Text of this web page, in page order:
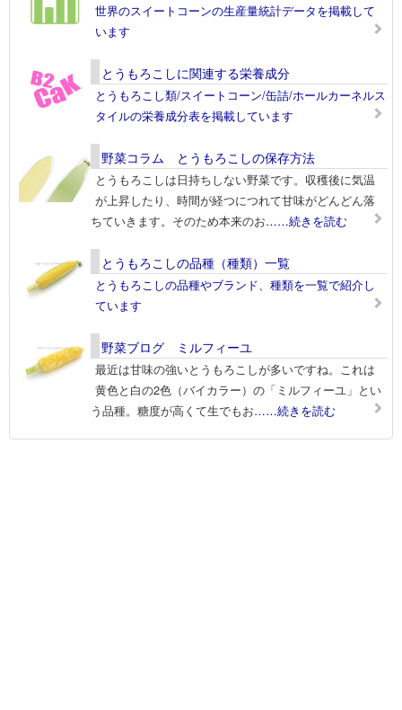
世界のスイートコーンの生産量統計データを掲載して
います
とうもろこしに関連する栄養成分
とうもろこし類/スイートコーン/缶詰/ホールカーネルス
タイルの栄養成分表を掲載しています
野菜コラム とうもろこしの保存方法
とうもろこしは日持ちしない野菜です。収穫後に気温
が上昇したり、時間が経つにつれて甘味がどんどん落
ちていきます。そのため本来のお……続きを読む
とうもろこしの品種（種類）一覧
とうもろこしの品種やブランド、種類を一覧で紹介し
ています
野菜ブログ ミルフィーユ
最近は甘味の強いとうもろこしが多いですね。これは
黄色と白の2色（バイカラー）の「ミルフィーユ」とい
う品種。糖度が高くて生でもお……続きを読む